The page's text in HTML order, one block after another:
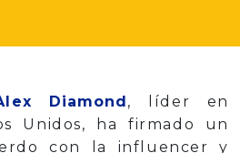
Diamond, líder en
Unidos, ha firmado un
con la influencer y